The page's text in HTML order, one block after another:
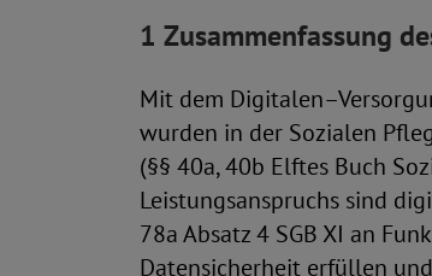
1 Zusammenfassung
Mit dem
wurden in der Sozialen
(§§ 40a, 40b Elftes Buch
Leistungsanspruchs sind
78a Absatz 4 SGB XI an
Datensicherheit erfüllen